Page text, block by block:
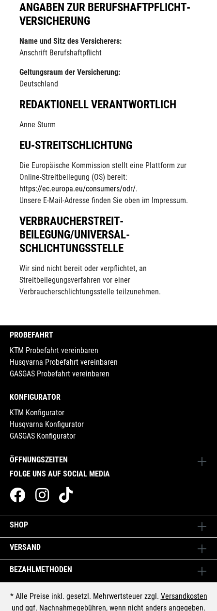
ANGABEN ZUR BERUFS­HAFTPFLICHT­
VERSICHERUNG
Name und Sitz des Versicherers:
Anschrift Berufshaftpflicht
Geltungsraum der Versicherung:
Deutschland
REDAKTIONELL VERANTWORTLICH
Anne Sturm
EU-STREITSCHLICHTUNG
Die Europäische Kommission stellt eine Plattform zur
Online-Streitbeilegung (OS) bereit:
https://ec.europa.eu/consumers/odr/.
Unsere E-Mail-Adresse finden Sie oben im Impressum.
VERBRAUCHER­STREIT­
BEILEGUNG/UNIVERSAL­
SCHLICHTUNGS­STELLE
Wir sind nicht bereit oder verpflichtet, an
Streitbeilegungsverfahren vor einer
Verbraucherschlichtungsstelle teilzunehmen.
ÖFFNUNGSZEITEN
FOLGE UNS AUF SOCIAL MEDIA
PROBEFAHRT
KTM Probefahrt vereinbaren
Husqvarna Probefahrt vereinbaren
GASGAS Probefahrt vereinbaren
KONFIGURATOR
KTM Konfigurator
Husqvarna Konfigurator
GASGAS Konfigurator
SHOP
VERSAND
BEZAHLMETHODEN
* Alle Preise inkl. gesetzl. Mehrwertsteuer zzgl. Versandkosten
und ggf. Nachnahmegebühren, wenn nicht anders angegeben.